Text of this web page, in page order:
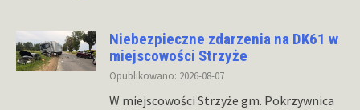
Niebezpieczne zdarzenia na DK61 w
miejscowości Strzyże
Opublikowano: 2026-08-07
W miejscowości Strzyże gm. Pokrzywnica